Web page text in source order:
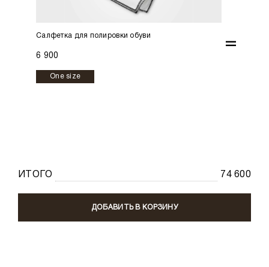
Салфетка для полировки обуви
6 900
One size
=
ИТОГО 74 600
ДОБАВИТЬ В КОРЗИНУ